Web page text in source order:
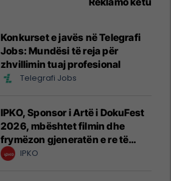
Konkurset e javës në Telegrafi
Jobs: Mundësi të reja për
zhvillimin tuaj profesional
Telegrafi Jobs
IPKO, Sponsor i Artë i DokuFest
2026, mbështet filmin dhe
frymëzon gjeneratën e re të
krijuesve
IPKO